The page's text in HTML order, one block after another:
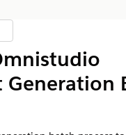
Generation